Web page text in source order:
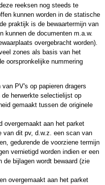
reeksen nog steeds te
kunnen worden in de statische
praktijk is de bewaartermijn van
kunnen de documenten m.a.w.
overgebracht worden).
zones als basis van het
oorspronkelijke nummering
PV's op papieren dragers
herwerkte selectielijst op
gemaakt tussen de originele
overgemaakt aan het parket
van dit pv, d.w.z. een scan van
gedurende de voorziene termijn
vernietigd worden indien er een
bijlagen wordt bewaard (zie
overgemaakt aan het parket